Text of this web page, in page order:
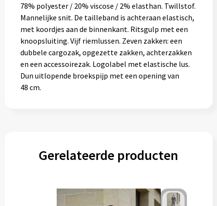
78% polyester / 20% viscose / 2% elasthan. Twillstof.
Mannelijke snit. De tailleband is achteraan elastisch,
met koordjes aan de binnenkant. Ritsgulp met een
knoopsluiting. Vijf riemlussen. Zeven zakken: een
dubbele cargozak, opgezette zakken, achterzakken
en een accessoirezak. Logolabel met elastische lus.
Dun uitlopende broekspijp met een opening van
48 cm.
Gerelateerde producten